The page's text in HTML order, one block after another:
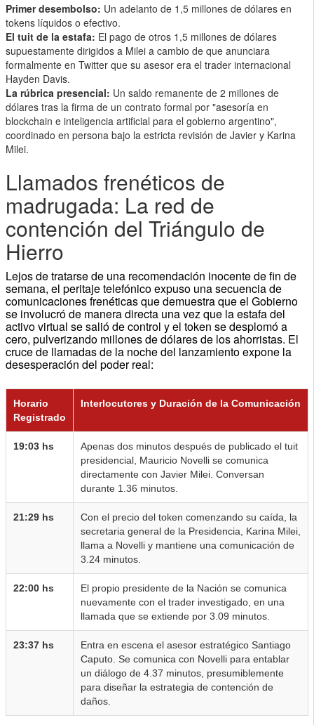
Primer desembolso: Un adelanto de 1,5 millones de dólares en
tokens líquidos o efectivo.
El tuit de la estafa: El pago de otros 1,5 millones de dólares
supuestamente dirigidos a Milei a cambio de que anunciara
formalmente en Twitter que su asesor era el trader internacional
Hayden Davis.
La rúbrica presencial: Un saldo remanente de 2 millones de
dólares tras la firma de un contrato formal por "asesoría en
blockchain e inteligencia artificial para el gobierno argentino",
coordinado en persona bajo la estricta revisión de Javier y Karina
Milei.
Llamados frenéticos de
madrugada: La red de
contención del Triángulo de
Hierro
Lejos de tratarse de una recomendación inocente de fin de
semana, el peritaje telefónico expuso una secuencia de
comunicaciones frenéticas que demuestra que el Gobierno
se involucró de manera directa una vez que la estafa del
activo virtual se salió de control y el token se desplomó a
cero, pulverizando millones de dólares de los ahorristas. El
cruce de llamadas de la noche del lanzamiento expone la
desesperación del poder real:
Horario
Registrado
Interlocutores y Duración de la Comunicación
19:03 hs
Apenas dos minutos después de publicado el tuit
presidencial, Mauricio Novelli se comunica
directamente con Javier Milei. Conversan
durante 1.36 minutos.
21:29 hs
Con el precio del token comenzando su caída, la
secretaria general de la Presidencia, Karina Milei,
llama a Novelli y mantiene una comunicación de
3.24 minutos.
22:00 hs
El propio presidente de la Nación se comunica
nuevamente con el trader investigado, en una
llamada que se extiende por 3.09 minutos.
23:37 hs
Entra en escena el asesor estratégico Santiago
Caputo. Se comunica con Novelli para entablar
un diálogo de 4.37 minutos, presumiblemente
para diseñar la estrategia de contención de
daños.